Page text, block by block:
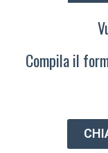
Compila il